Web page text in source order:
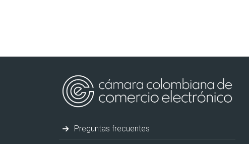
Preguntas frecuentes